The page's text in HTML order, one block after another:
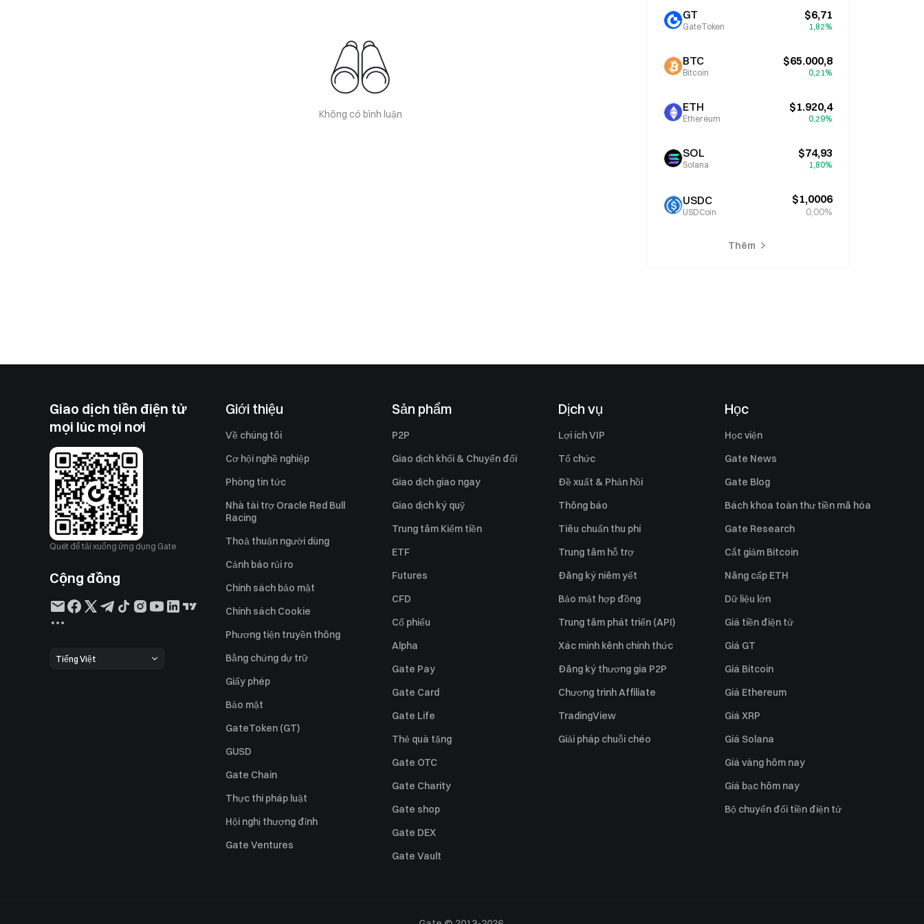
Không có bình luận
GT
GateToken
$6,71
1,82%
BTC
Bitcoin
$65.000,8
0,21%
ETH
Ethereum
$1.920,4
0,29%
SOL
Solana
$74,93
1,80%
USDC
USDCoin
$1,0006
0,00%
Thêm
Giao dịch tiền điện tử
mọi lúc mọi nơi
Quét để tải xuống ứng dụng Gate
Cộng đồng
Tiếng Việt
Giới thiệu
Về chúng tôi
Cơ hội nghề nghiệp
Phòng tin tức
Nhà tài trợ Oracle Red Bull
Racing
Thoả thuận người dùng
Cảnh báo rủi ro
Chính sách bảo mật
Chính sách Cookie
Phương tiện truyền thông
Bằng chứng dự trữ
Giấy phép
Bảo mật
GateToken (GT)
GUSD
Gate Chain
Thực thi pháp luật
Hội nghị thượng đỉnh
Gate Ventures
Sản phẩm
P2P
Giao dịch khối & Chuyển đổi
Giao dịch giao ngay
Giao dịch ký quỹ
Trung tâm Kiếm tiền
ETF
Futures
CFD
Cổ phiếu
Alpha
Gate Pay
Gate Card
Gate Life
Thẻ quà tặng
Gate OTC
Gate Charity
Gate shop
Gate DEX
Gate Vault
Dịch vụ
Lợi ích VIP
Tổ chức
Đề xuất & Phản hồi
Thông báo
Tiêu chuẩn thu phí
Trung tâm hỗ trợ
Đăng ký niêm yết
Bảo mật hợp đồng
Trung tâm phát triển (API)
Xác minh kênh chính thức
Đăng ký thương gia P2P
Chương trình Affiliate
TradingView
Giải pháp chuỗi chéo
Học
Học viện
Gate News
Gate Blog
Bách khoa toàn thư tiền mã hóa
Gate Research
Cắt giảm Bitcoin
Nâng cấp ETH
Dữ liệu lớn
Giá tiền điện tử
Giá GT
Giá Bitcoin
Giá Ethereum
Giá XRP
Giá Solana
Giá vàng hôm nay
Giá bạc hôm nay
Bộ chuyển đổi tiền điện tử